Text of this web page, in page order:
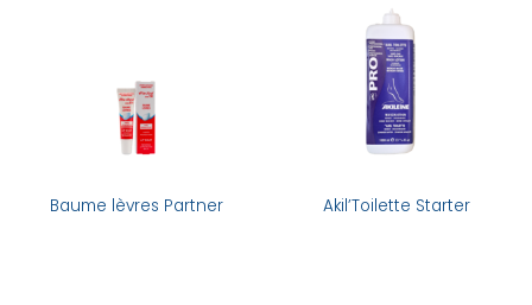
Baume lèvres Partner Akil’Toilette Starter